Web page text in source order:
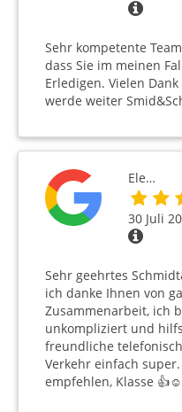
Sehr kompetente
dass Sie im meinen
Erledigen. Vielen
werde weiter
Ele…
30 Juli
Sehr geehrtes
ich danke Ihnen von
Zusammenarbeit, ich
unkompliziert und
freundliche
Verkehr einfach
empfehlen, Klasse 👍☺️